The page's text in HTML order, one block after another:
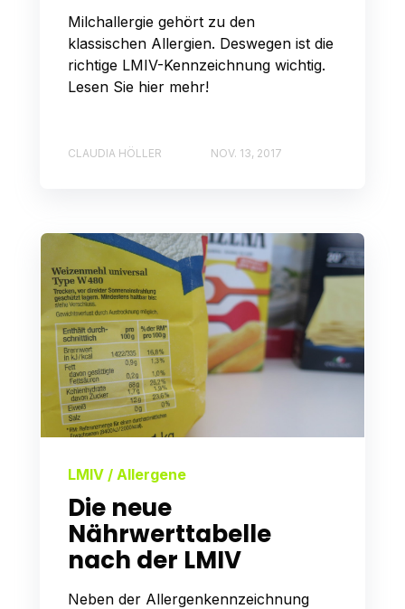
Milchallergie gehört zu den
klassischen Allergien. Deswegen ist die
richtige LMIV-Kennzeichnung wichtig.
Lesen Sie hier mehr!
CLAUDIA HÖLLER NOV. 13, 2017
LMIV / Allergene
Die neue
Nährwerttabelle
nach der LMIV
Neben der Allergenkennzeichnung